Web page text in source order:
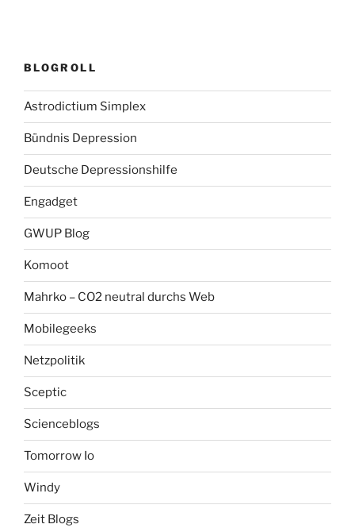
BLOGROLL
Astrodictium Simplex
Bündnis Depression
Deutsche Depressionshilfe
Engadget
GWUP Blog
Komoot
Mahrko – CO2 neutral durchs Web
Mobilegeeks
Netzpolitik
Sceptic
Scienceblogs
Tomorrow Io
Windy
Zeit Blogs